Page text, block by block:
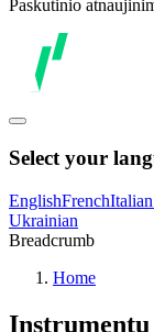
Paskutinio
Select your
EnglishFrenchItalian
Ukrainian
Breadcrumb
Home
Instrumentų